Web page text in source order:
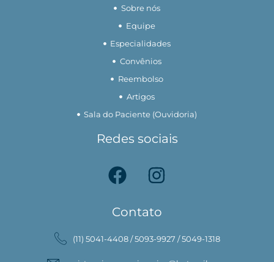
Sobre nós
Equipe
Especialidades
Convênios
Reembolso
Artigos
Sala do Paciente (Ouvidoria)
Redes sociais
Contato
(11) 5041-4408 / 5093-9927 / 5049-1318